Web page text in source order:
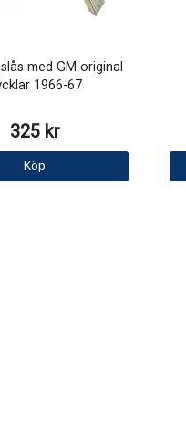
med GM original
1966-67
325 kr
Köp